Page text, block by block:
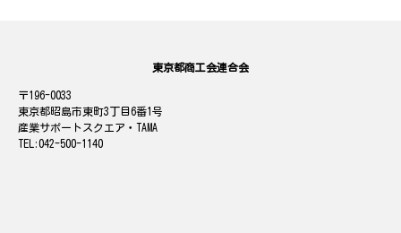
東京都商工会連合会
196-0033
東京都昭島市東町3丁目6番1号
産業サポートスクエア・TAMA
042-500-1140